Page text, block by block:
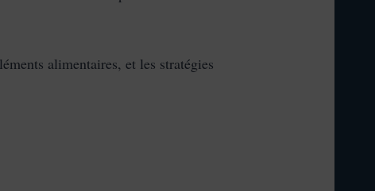
alimentaires, et les stratégies